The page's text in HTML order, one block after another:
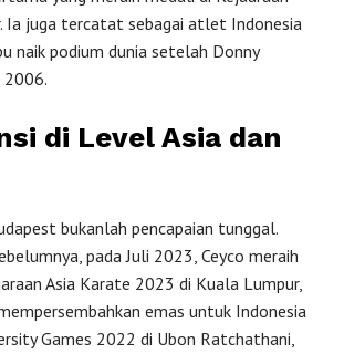
Ia juga tercatat sebagai atlet Indonesia
naik podium dunia setelah Donny
2006.
di Level Asia dan
bukanlah pencapaian tunggal.
pada Juli 2023, Ceyco meraih
Asia Karate 2023 di Kuala Lumpur,
emas untuk Indonesia
Games 2022 di Ubon Ratchathani,